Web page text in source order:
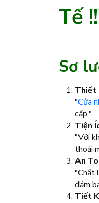
Tế
Sơ
Thiết
"Cửa
cấp."
Tiện
"Với
thoải
An
"Chất
đảm
Tiết